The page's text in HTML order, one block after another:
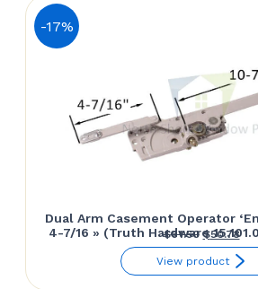
-17%
Dual Arm Casement Operator
4-7/16 » (Truth Hardware
$61.50 Le
prix
$50.78Le
prix
View product